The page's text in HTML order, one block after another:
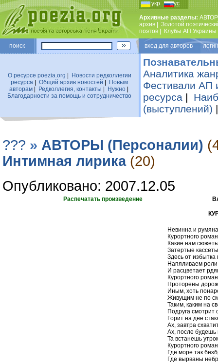
укр рус
Архивные разделы:
архив
Золотой
поэтов
Клубы АП Украины
поиск вход для авторов
О ресурсе poezia.org
Новости редколлегии
ресурса
Общий архив новостей
Новым
авторам| Редколлегия, контакты Нужно|
Благодарности за помощь и сотрудничество
Аналитика
Фестивали АП
ресурса |
(выступлений)
??? » АВТОРЫ (Персоналии)
Интимная лирика (20)
Опубликовано: 2007.12.05
Распечатать произведение
Невинна и
Курортного
Какие нам
Затертые
Здесь от избытка
Напяливаем
И расцветает
Курортного
Проторены
Иным, хоть
Живущим не по
Таким, каким на
Подруга смотрит
Горит на дне
Ах, завтра
Ах, после будешь
Та встанешь
Курортного
Где море так
Где вырваны